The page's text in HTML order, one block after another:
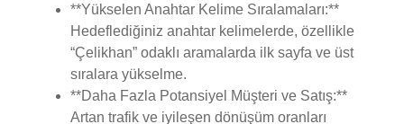
**Yükselen Anahtar Kelime Sıralamaları:**
Hedeflediğiniz anahtar kelimelerde, özellikle
“Çelikhan” odaklı aramalarda ilk sayfa ve üst
sıralara yükselme.
**Daha Fazla Potansiyel Müşteri ve Satış:**
Artan trafik ve iyileşen dönüşüm oranları